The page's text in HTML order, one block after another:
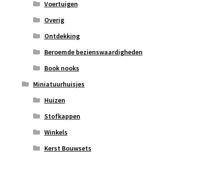
Voertuigen
Overig
Ontdekking
Beroemde bezienswaardigheden
Book nooks
Miniatuurhuisjes
Huizen
Stofkappen
Winkels
Kerst Bouwsets